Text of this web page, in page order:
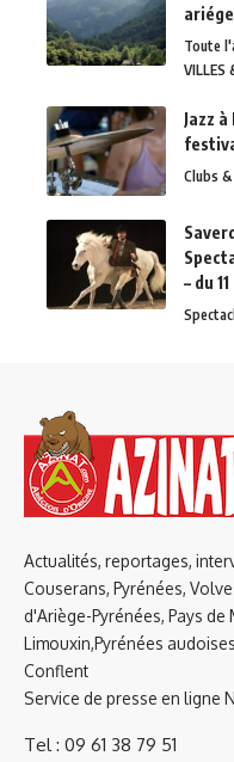
Toute
VILLES
Jazz
Clubs
– du
Actualités, reportages,
Couserans, Pyrénées,
d'Ariège-Pyrénées, Pays de
Limouxin,Pyrénées
Conflent
Service de presse en ligne
Tel : 09 61 38 79 51